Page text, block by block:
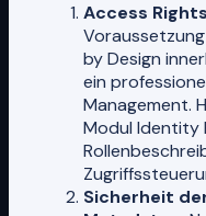
Access
by Design
ein
Management.
Modul Identity
Sicherheit